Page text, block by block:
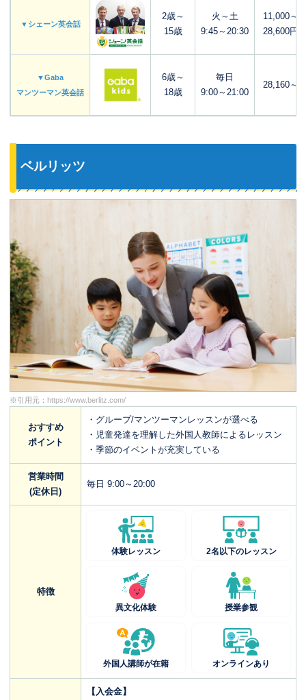
▼シェーン英会話
2歳～
15歳
火～土
9:45～20:30
11,000～
28,600円
▼Gaba
マンツーマン英会話
6歳～
18歳
毎日
9:00～21:00
28,160～
ベルリッツ
※引用元： https://www.berlitz.com/
おすすめ
ポイント
・グループ/マンツーマンレッスンが選べる
・児童発達を理解した外国人教師によるレッスン
・季節のイベントが充実している
営業時間
(定休日)
毎日 9:00～20:00
特徴
体験レッスン 2名以下のレッスン
異文化体験 授業参観
外国人講師が在籍 オンラインあり
【入会金】